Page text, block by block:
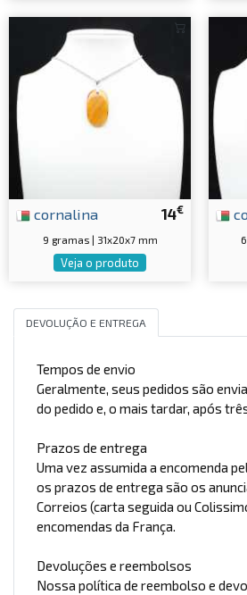
14€
cornalina
9 gramas | 31x20x7 mm
Veja o produto
DEVOLUÇÃO E ENTREGA
Tempos de envio
Geralmente, seus pedidos são
do pedido e, o mais tardar, após
Prazos de entrega
Uma vez assumida a encomenda
os prazos de entrega são os
Correios (carta seguida ou
encomendas da França.
Devoluções e reembolsos
Nossa política de reembolso e